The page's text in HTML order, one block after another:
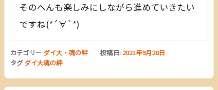
そのへんも楽しみにしながら進めていきたい
ですね(*´∀`*)
投稿日: 2021年9月28日
カテゴリー ダイ大・魂の絆
タグダイ大魂の絆